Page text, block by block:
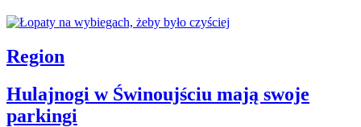
Region
Hulajnogi w Świnoujściu mają swoje
parkingi